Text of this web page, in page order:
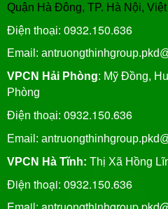
Quận Hà Đông, TP. Hà Nội,
Điện thoại: 0932.150.636
Email:
VPCN Hải Phòng: Mỹ Đồng,
Phòng
Điện thoại: 0932.150.636
Email:
VPCN Hà Tĩnh: Thị Xã Hồng
Điện thoại: 0932.150.636